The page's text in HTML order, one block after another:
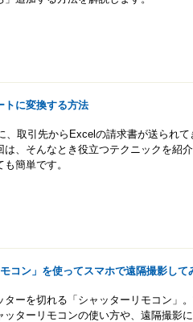
トに変換する方法
、取引先からExcelの請求書が送られて
、そんなとき役立つテクニックを紹
簡単です。
コン」を使ってスマホで遠隔撮影して
ーを切れる「シャッターリモコン」
ターリモコンの使い方や、遠隔撮影